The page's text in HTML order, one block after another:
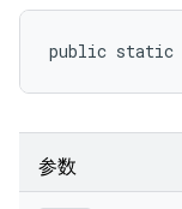
public static
参数